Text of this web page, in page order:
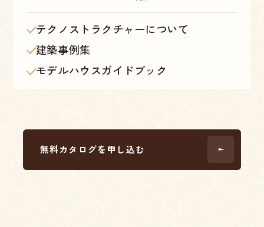
テクノストラクチャーについて
建築事例集
モデルハウスガイドブック
無料カタログを申し込む